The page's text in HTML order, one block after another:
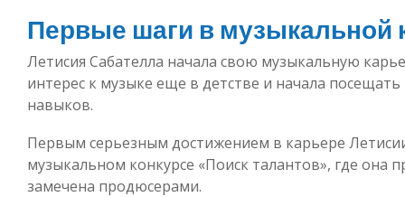
Первые шаги в музыкальной
Летисия Сабателла начала свою музыкальную
интерес к музыке еще в детстве и начала
навыков.
Первым серьезным достижением в карьере
музыкальном конкурсе «Поиск талантов», где она
замечена продюсерами.